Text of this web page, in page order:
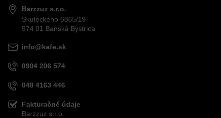
Odoslať
Barzzuz s.r.o.
Skuteckého 6865/19
974 01 Banská Bystrica
info@kafe.sk
0904 206 574
048 4163 446
Fakturačné údaje
Barzzuz s.r.o.